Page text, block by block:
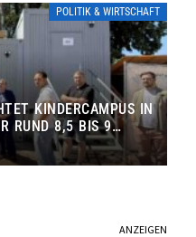
POLITIK & WIRTSCHAFT
KINDERCAMPUS IN
RUND 8,5 BIS 9
ANZEIGEN